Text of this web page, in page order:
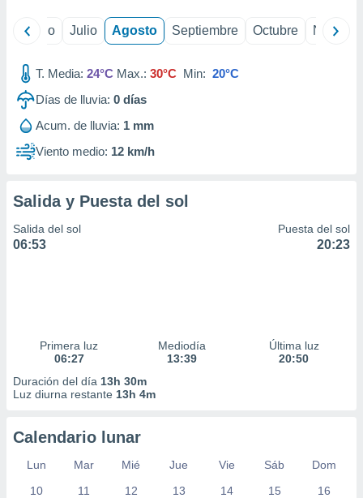
Junio Julio Agosto Septiembre Octubre
T. Media: 24°C Max.: 30°C Min: 20°C
Días de lluvia: 0 días
Acum. de lluvia: 1 mm
Viento medio: 12 km/h
Salida y Puesta del sol
Salida del sol
06:53
Puesta del sol
20:23
Primera luz
06:27
Mediodía
13:39
Última luz
20:50
Duración del día 13h 30m
Luz diurna restante 13h 4m
Calendario lunar
Lun Mar Mié Jue Vie Sáb
Dom
10
11 12 13 14 15 16